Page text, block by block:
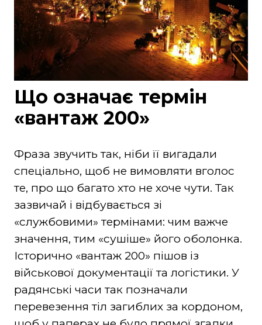
Що означає термін
«вантаж 200»
Фраза звучить так, ніби її вигадали
спеціально, щоб не вимовляти вголос
те, про що багато хто не хоче чути. Так
зазвичай і відбувається зі
«службовими» термінами: чим важче
значення, тим «сушіше» його оболонка.
Історично «вантаж 200» пішов із
військової документації та логістики. У
радянські часи так позначали
перевезення тіл загиблих за кордоном,